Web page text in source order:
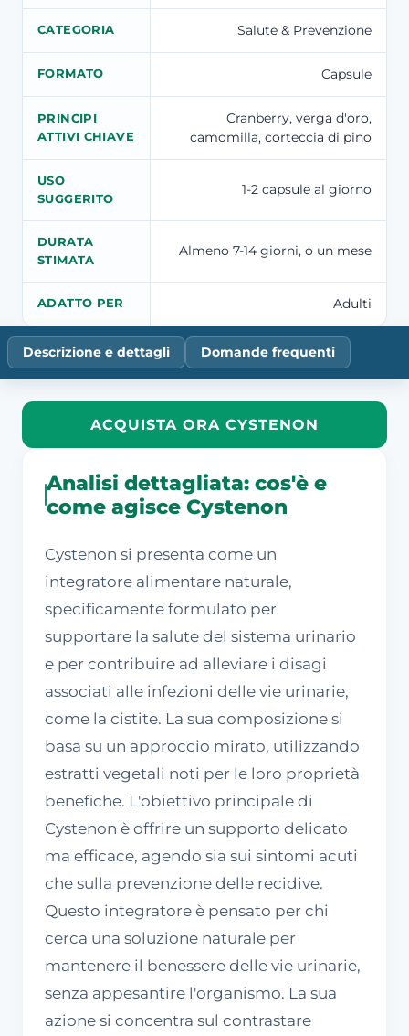
CATEGORIA Salute & Prevenzione
FORMATO Capsule
PRINCIPI
ATTIVI CHIAVE
Cranberry, verga d'oro,
camomilla, corteccia di pino
USO
SUGGERITO
1-2 capsule al giorno
DURATA
STIMATA
Almeno 7-14 giorni, o un mese
ADATTO PER Adulti
Descrizione e dettagli Domande frequenti
ACQUISTA ORA CYSTENON
Analisi dettagliata: cos'è e
come agisce Cystenon
Cystenon si presenta come un
integratore alimentare naturale,
specificamente formulato per
supportare la salute del sistema urinario
e per contribuire ad alleviare i disagi
associati alle infezioni delle vie urinarie,
come la cistite. La sua composizione si
basa su un approccio mirato, utilizzando
estratti vegetali noti per le loro proprietà
benefiche. L'obiettivo principale di
Cystenon è offrire un supporto delicato
ma efficace, agendo sia sui sintomi acuti
che sulla prevenzione delle recidive.
Questo integratore è pensato per chi
cerca una soluzione naturale per
mantenere il benessere delle vie urinarie,
senza appesantire l'organismo. La sua
azione si concentra sul contrastare